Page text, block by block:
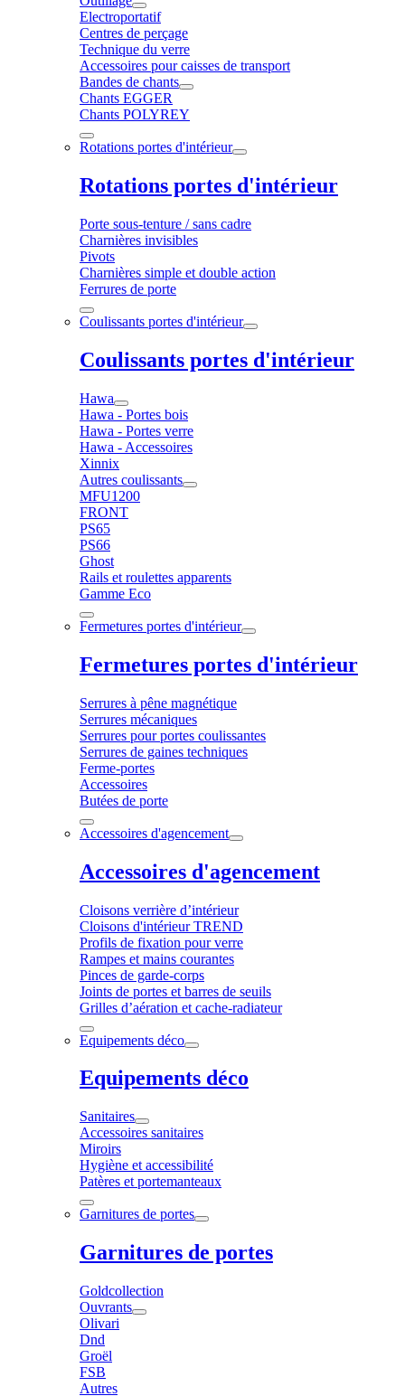
Electroportatif
Centres de perçage
Technique du verre
Accessoires pour caisses de transport
Bandes de chants
Chants EGGER
Chants POLYREY
Rotations portes d'intérieur
Rotations portes d'intérieur
Porte sous-tenture / sans cadre
Charnières invisibles
Pivots
Charnières simple et double action
Ferrures de porte
Coulissants portes d'intérieur
Coulissants portes d'intérieur
Hawa
Hawa - Portes bois
Hawa - Portes verre
Hawa - Accessoires
Xinnix
Autres coulissants
MFU1200
FRONT
PS65
PS66
Ghost
Rails et roulettes apparents
Gamme Eco
Fermetures portes d'intérieur
Fermetures portes d'intérieur
Serrures à pêne magnétique
Serrures mécaniques
Serrures pour portes coulissantes
Serrures de gaines techniques
Ferme-portes
Accessoires
Butées de porte
Accessoires d'agencement
Accessoires d'agencement
Cloisons verrière d’intérieur
Cloisons d'intérieur TREND
Profils de fixation pour verre
Rampes et mains courantes
Pinces de garde-corps
Joints de portes et barres de seuils
Grilles d’aération et cache-radiateur
Equipements déco
Equipements déco
Sanitaires
Accessoires sanitaires
Miroirs
Hygiène et accessibilité
Patères et portemanteaux
Garnitures de portes
Garnitures de portes
Goldcollection
Ouvrants
Olivari
Dnd
Groël
FSB
Autres